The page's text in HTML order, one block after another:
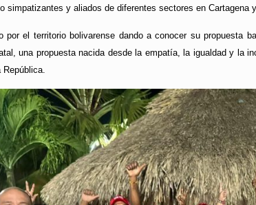
simpatizantes y aliados de diferentes sectores en Cartagena
por el territorio bolivarense dando a conocer su propuesta
una propuesta nacida desde la empatía, la igualdad y la
República.